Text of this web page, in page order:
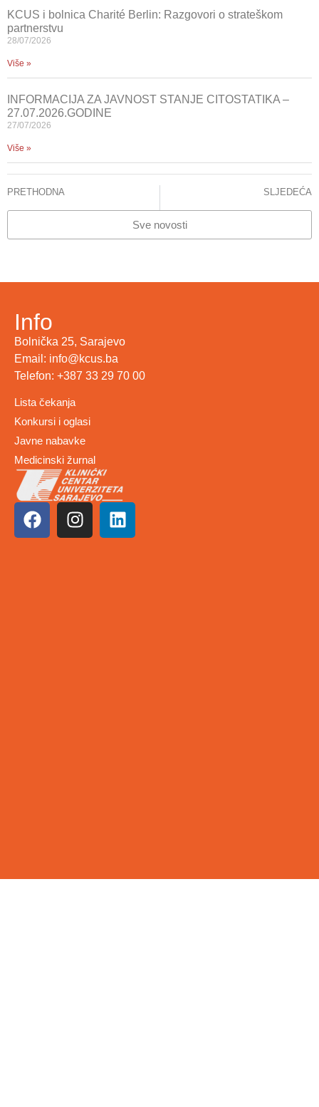
KCUS i bolnica Charité Berlin: Razgovori o strateškom
partnerstvu
28/07/2026
Više »
INFORMACIJA ZA JAVNOST STANJE CITOSTATIKA –
27.07.2026.GODINE
27/07/2026
Više »
PRETHODNA SLJEDEĆA
Sve novosti
Info
Bolnička 25, Sarajevo
Email: info@kcus.ba
Telefon: +387 33 29 70 00
Lista čekanja
Konkursi i oglasi
Javne nabavke
Medicinski žurnal